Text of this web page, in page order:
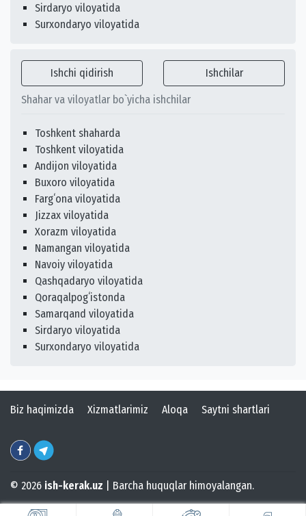
Sirdaryo viloyatida
Surxondaryo viloyatida
Ishchi qidirish Ishchilar
Shahar va viloyatlar bo`yicha ishchilar
Toshkent shaharda
Toshkent viloyatida
Andijon viloyatida
Buxoro viloyatida
Fargʻona viloyatida
Jizzax viloyatida
Xorazm viloyatida
Namangan viloyatida
Navoiy viloyatida
Qashqadaryo viloyatida
Qoraqalpogʻistonda
Samarqand viloyatida
Sirdaryo viloyatida
Surxondaryo viloyatida
Biz haqimizda Xizmatlarimiz Aloqa Saytni shartlari
© 2026 ish-kerak.uz | Barcha huquqlar himoyalangan.